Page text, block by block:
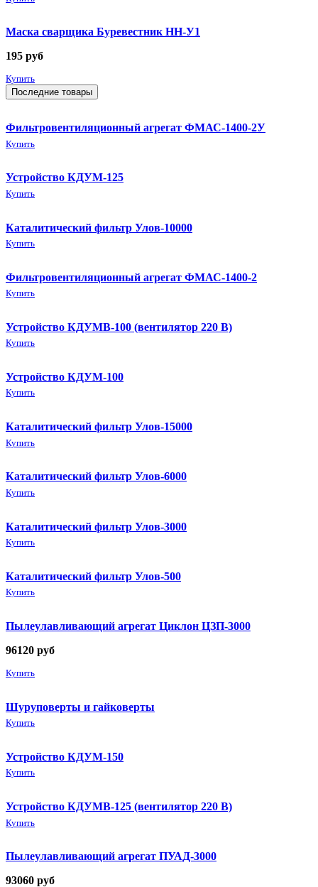
Маска сварщика Буревестник НН-У1
195 руб
Купить
Последние товары
Фильтровентиляционный агрегат ФМАС-1400-2У
Купить
Устройство КДУМ-125
Купить
Каталитический фильтр Улов-10000
Купить
Фильтровентиляционный агрегат ФМАС-1400-2
Купить
Устройство КДУМВ-100 (вентилятор 220 В)
Купить
Устройство КДУМ-100
Купить
Каталитический фильтр Улов-15000
Купить
Каталитический фильтр Улов-6000
Купить
Каталитический фильтр Улов-3000
Купить
Каталитический фильтр Улов-500
Купить
Пылеулавливающий агрегат Циклон ЦЗП-3000
96120 руб
Купить
Шуруповерты и гайковерты
Купить
Устройство КДУМ-150
Купить
Устройство КДУМВ-125 (вентилятор 220 В)
Купить
Пылеулавливающий агрегат ПУАД-3000
93060 руб